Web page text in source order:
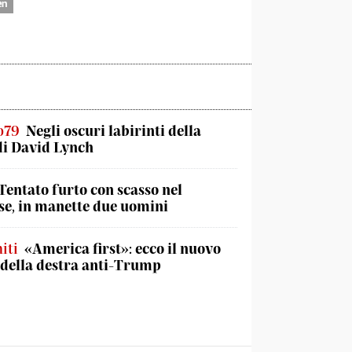
Negli oscuri labirinti della
David Lynch
furto con scasso nel
in manette due uomini
«America first»: ecco il nuovo
destra anti-Trump